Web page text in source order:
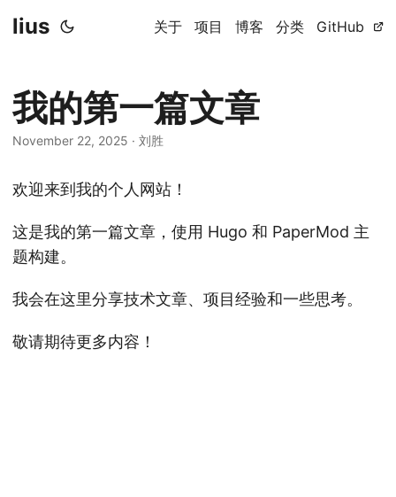
lius 关于 项目 博客 分类 GitHub
我的第一篇文章
November 22, 2025 · 刘胜
欢迎来到我的个人网站！
这是我的第一篇文章，使用 Hugo 和 PaperMod 主
题构建。
我会在这里分享技术文章、项目经验和一些思考。
敬请期待更多内容！